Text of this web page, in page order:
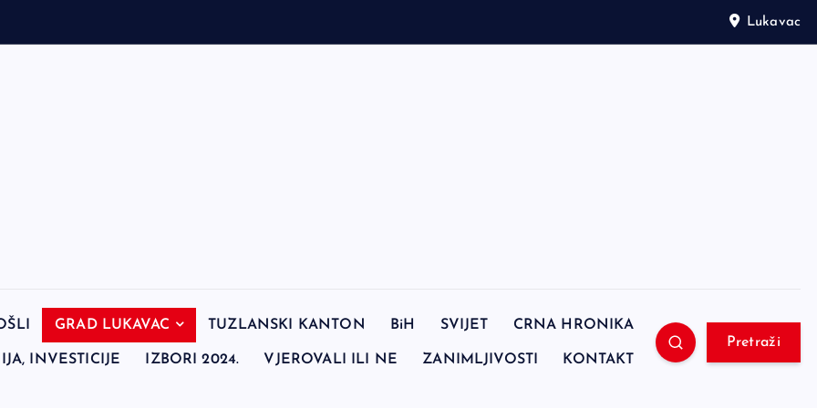
Lukavac
GRAD LUKAVAC TUZLANSKI KANTON BiH SVIJET CRNA HRONIKA
INVESTICIJE IZBORI 2024. VJEROVALI ILI NE ZANIMLJIVOSTI KONTAKT
Pretraži